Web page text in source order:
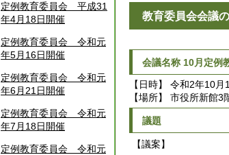
定例教育委員会 平成31
年4月18日開催
定例教育委員会 令和元
年5月16日開催
定例教育委員会 令和元
年6月21日開催
定例教育委員会 令和元
年7月18日開催
定例教育委員会 令和元
教育委員会会議
会議名称 10月定例
【日時】 令和2年10
【場所】 市役所新館3
議題
【議案】